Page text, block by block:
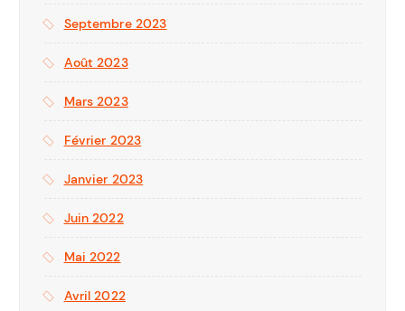
Septembre 2023
Août 2023
Mars 2023
Février 2023
Janvier 2023
Juin 2022
Mai 2022
Avril 2022